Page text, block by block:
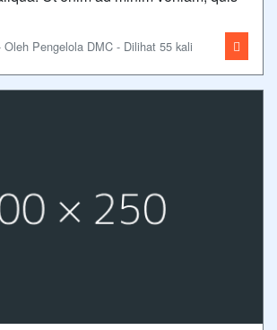
Pengelola DMC - Dilihat 55 kali